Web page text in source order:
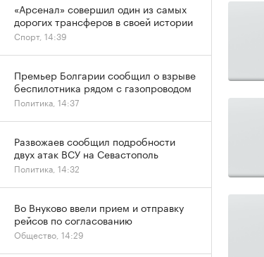
«Арсенал» совершил один из самых
дорогих трансферов в своей истории
Спорт, 14:39
Премьер Болгарии сообщил о взрыве
беспилотника рядом с газопроводом
Политика, 14:37
Развожаев сообщил подробности
двух атак ВСУ на Севастополь
Политика, 14:32
Во Внуково ввели прием и отправку
рейсов по согласованию
Общество, 14:29